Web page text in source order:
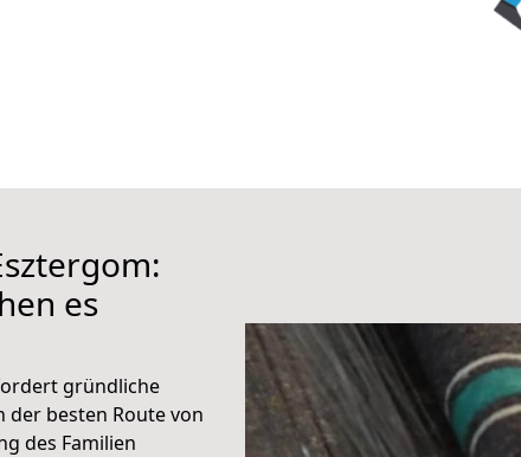
es
gründliche
besten Route von
des Familien